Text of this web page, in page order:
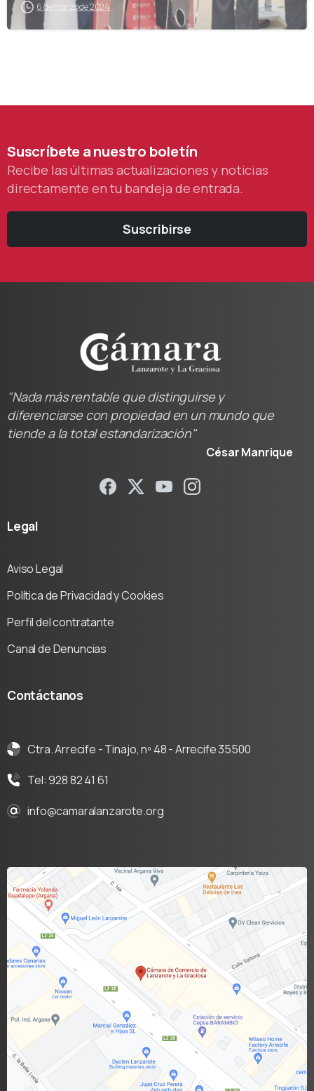
6 de marzo de 2024
Suscríbeteanuestro boletín
Recibe las últimas actualizaciones y noticias
directamente en tu bandeja de entrada.
Suscribirse
"Nada más rentable que distinguirse y
diferenciarse con propiedad en un mundo que
tiende a la total estandarización"
César Manrique
Legal
Aviso Legal
Política de Privacidad y Cookies
Perfil del contratante
Canal de Denuncias
Contáctanos
Ctra. Arrecife - Tinajo, nº 48 - Arrecife 35500
Tel: 928 82 41 61
info@camaralanzarote.org